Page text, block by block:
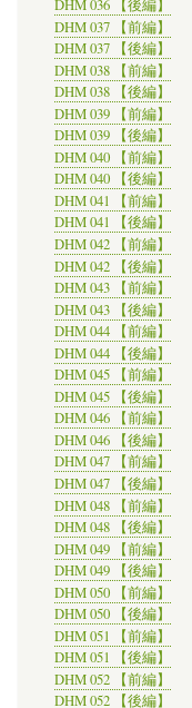
DHM 036 【後編】
DHM 037 【前編】
DHM 037 【後編】
DHM 038 【前編】
DHM 038 【後編】
DHM 039 【前編】
DHM 039 【後編】
DHM 040 【前編】
DHM 040 【後編】
DHM 041 【前編】
DHM 041 【後編】
DHM 042 【前編】
DHM 042 【後編】
DHM 043 【前編】
DHM 043 【後編】
DHM 044 【前編】
DHM 044 【後編】
DHM 045 【前編】
DHM 045 【後編】
DHM 046 【前編】
DHM 046 【後編】
DHM 047 【前編】
DHM 047 【後編】
DHM 048 【前編】
DHM 048 【後編】
DHM 049 【前編】
DHM 049 【後編】
DHM 050 【前編】
DHM 050 【後編】
DHM 051 【前編】
DHM 051 【後編】
DHM 052 【前編】
DHM 052 【後編】